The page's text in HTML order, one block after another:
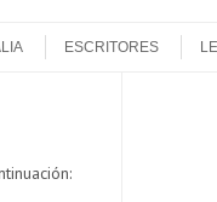
ESCRITORES